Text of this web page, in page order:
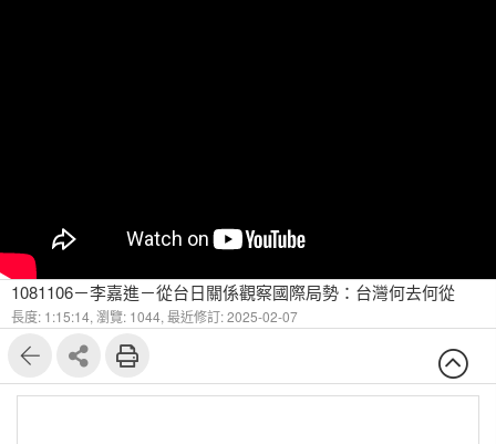
1081106－李嘉進－從台日關係觀察國際局勢：台灣何去何從
長度: 1:15:14, 瀏覽: 1044, 最近修訂: 2025-02-07